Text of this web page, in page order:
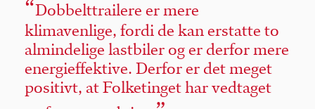
Dobbelttrailere er mere
klimavenlige, fordi de kan erstatte to
almindelige lastbiler og er derfor mere
energieffektive. Derfor er det meget
positivt, at Folketinget har vedtaget